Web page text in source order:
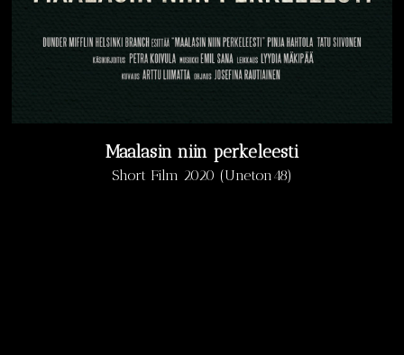
Maalasin niin perkeleesti
Short Film 2020 (Uneton48)